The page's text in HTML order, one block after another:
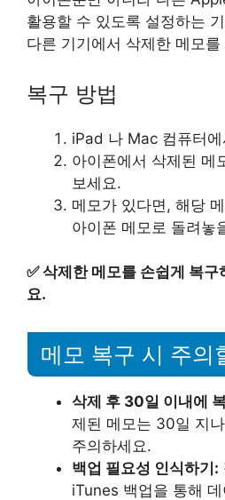
활용할 수 있도록 설정하는
다른 기기에서 삭제한 메모
복구 방법
iPad 나 Mac 컴퓨터
아이폰에서 삭제된 메
보세요.
메모가 있다면, 해당
아이폰 메모로 돌려놓
✅삭제한 메모를 손쉽게 복구
요.
메모 복구 시 주의
삭제 후 30일 이내에
제된 메모는 30일 지
주의하세요.
백업 필요성 인식하기:
iTunes 백업을 통해